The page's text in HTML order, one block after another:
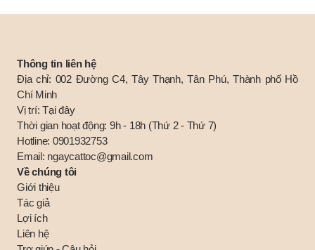
Thông tin liên hệ
Địa chỉ: 002 Đường C4, Tây Thạnh, Tân Phú, Thành phố Hồ
Chí Minh
Vị trí:Tại đây
Thời gian hoạt động: 9h - 18h (Thứ 2 - Thứ 7)
Hotline: 0901932753
Email: ngaycattoc@gmail.com
Về chúng tôi
Giới thiệu
Tác giả
Lợi ích
Liên hệ